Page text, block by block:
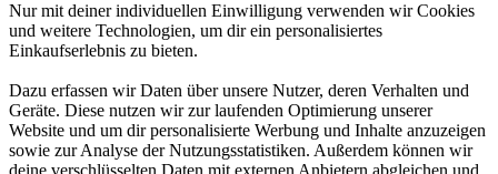
Nur mit deiner individuellen Einwilligung verwenden wir Cookies
und weitere Technologien, um dir ein personalisiertes
Einkaufserlebnis zu bieten.
Dazu erfassen wir Daten über unsere Nutzer, deren Verhalten und
Geräte. Diese nutzen wir zur laufenden Optimierung unserer
Website und um dir personalisierte Werbung und Inhalte anzuzeigen
sowie zur Analyse der Nutzungsstatistiken. Außerdem können wir
deine verschlüsselten Daten mit externen Anbietern abgleichen und